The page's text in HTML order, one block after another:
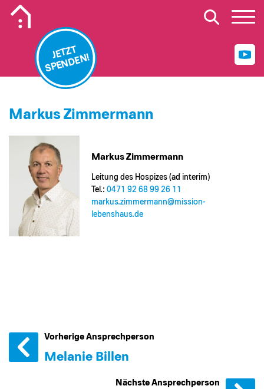
JETZT
SPENDEN!
Markus Zimmermann
Markus Zimmermann
Leitung des Hospizes (ad interim)
Tel.: 0471 92 68 99 26 11
markus.zimmermann@​mission-
lebenshaus.de
Vorherige Ansprechperson
Melanie Billen
Nächste Ansprechperson
Mobiles Logo Mission Lebenshaus